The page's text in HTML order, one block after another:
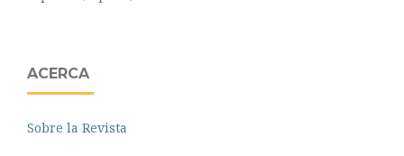
ACERCA
Sobre la Revista